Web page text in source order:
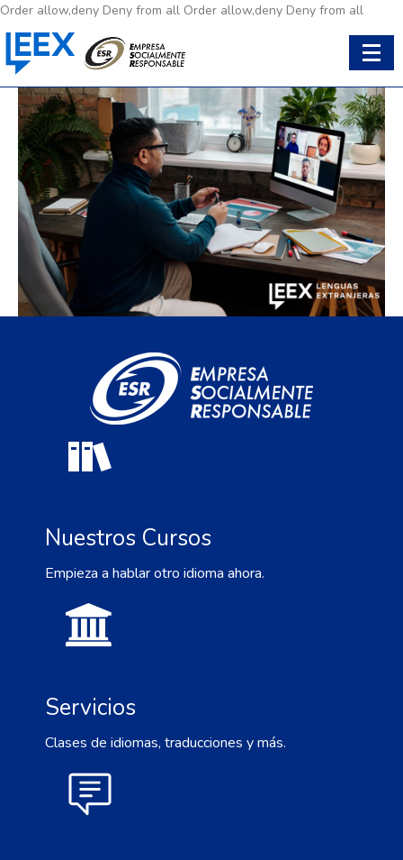
Order allow,deny Deny from all Order allow,deny Deny from all
Nuestros Cursos
Empieza a hablar otro idioma ahora.
Servicios
Clases de idiomas, traducciones y más.